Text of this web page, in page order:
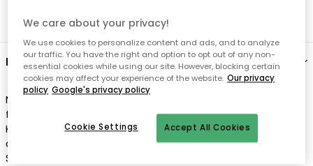
Beskrivelse
Mumin krus fra Arabia. Dette er et legende krus med motiver
fra Tove Janssons historier om Moomintroll og hans venner.
Kruset gør drikken lidt mere sjov, og det er en perfekt gave til
den nye forælder eller til Moomin Lover. Designet af TOVE
SLOTTE.
We care about your privacy!
We use cookies to personalize content and ads, and to analyze
our traffic. You have the right and option to opt out of any non-
essential cookies while using our site. However, blocking certain
cookies may affect your experience of the website. Our privacy
policy Google's privacy policy
Accept All Cookies
Cookie Settings